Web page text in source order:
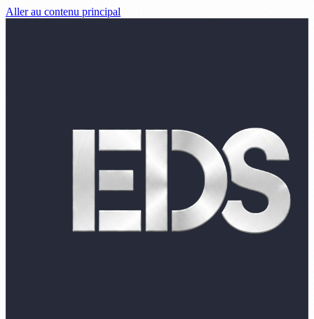
Aller au contenu principal